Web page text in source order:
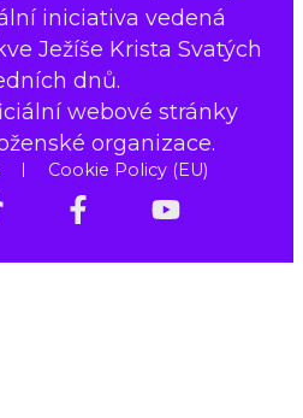
iniciativa vedená
Ježíše Krista Svatých
dnů.
webové stránky
organizace.
Cookie Policy (EU)